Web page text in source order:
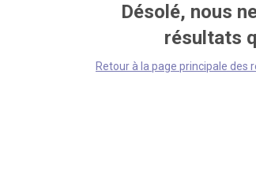
Désolé, nous
résultats
Retour à la page principale des